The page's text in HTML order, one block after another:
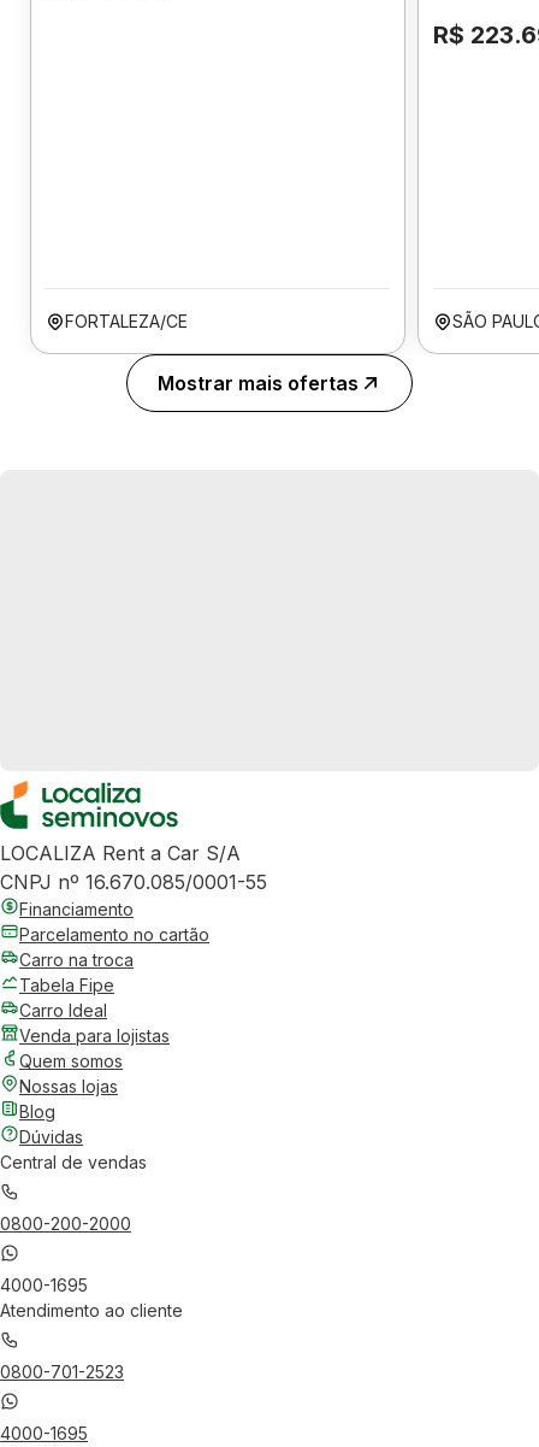
FORTALEZA/CE
R$
SÃO
Mostrar mais ofertas
LOCALIZA Rent a Car S/A
CNPJ nº 16.670.085/0001-55
Financiamento
Parcelamento no cartão
Carro na troca
Tabela Fipe
Carro Ideal
Venda para lojistas
Quem somos
Nossas lojas
Blog
Dúvidas
Central de vendas
0800-200-2000
4000-1695
Atendimento ao cliente
0800-701-2523
4000-1695